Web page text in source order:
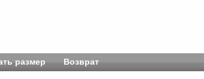
размер Возврат